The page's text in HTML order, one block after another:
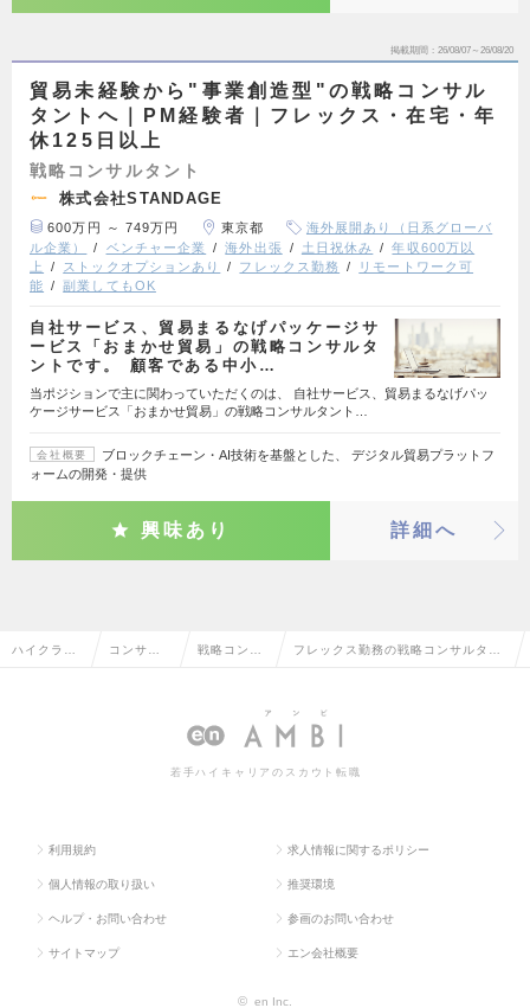
掲載期間 26/08/07～26/08/20
貿易未経験から"事業創造型"の戦略コンサル
タントへ｜PM経験者｜フレックス・在宅・年
休125日以上
戦略コンサルタント
株式会社STANDAGE
600万円 ～ 749万円 東京都
海外展開あり（日系グローバ
ル企業）
ベンチャー企業 海外出張 土日祝休み
年収600万以
上
ストックオプションあり フレックス勤務
リモートワーク可
能
副業してもOK
自社サービス、貿易まるなげパッケージサ
ービス「おまかせ貿易」の戦略コンサルタ
ントです。 顧客である中小…
当ポジションで主に関わっていただくのは、 自社サービス、貿易まるなげパッ
ケージサービス「おまかせ貿易」の戦略コンサルタント…
会社概要
ブロックチェーン・AI技術を基盤とした、 デジタル貿易プラットフ
ォームの開発・提供
興味あり 詳細へ
ハイクラス コンサル 戦略コンサ フレックス勤務の戦略コンサルタン
若手ハイキャリアのスカウト転職
利用規約 求人情報に関するポリシー
個人情報の取り扱い 推奨環境
ヘルプ・お問い合わせ 参画のお問い合わせ
サイトマップ エン会社概要
© en Inc.